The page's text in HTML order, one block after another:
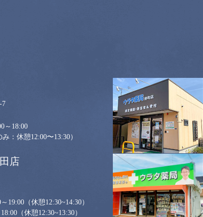
7
～18:00
：休憩12:00〜13:30）
店
19:00 （休憩12:30~14:30）
（休憩12:30~13:30）